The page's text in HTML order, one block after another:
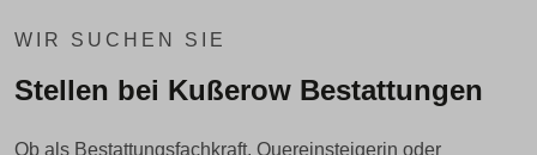
WIR SUCHEN SIE
Stellen bei Kußerow Bestattungen
Ob als Bestattungsfachkraft, Quereinsteigerin oder